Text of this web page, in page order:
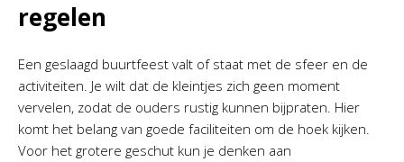
regelen
Een geslaagd buurtfeest valt of staat met de sfeer en de
activiteiten. Je wilt dat de kleintjes zich geen moment
vervelen, zodat de ouders rustig kunnen bijpraten. Hier
komt het belang van goede faciliteiten om de hoek kijken.
Voor het grotere geschut kun je denken aan